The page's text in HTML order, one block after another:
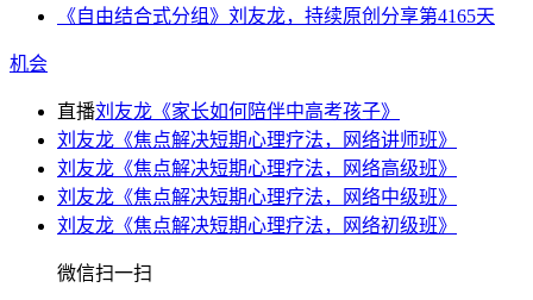
《自由结合式分组》刘友龙，持续原创分享第4165天
机会
直播刘友龙《家长如何陪伴中高考孩子》
刘友龙《焦点解决短期心理疗法，网络讲师班》
刘友龙《焦点解决短期心理疗法，网络高级班》
刘友龙《焦点解决短期心理疗法，网络中级班》
刘友龙《焦点解决短期心理疗法，网络初级班》
微信扫一扫